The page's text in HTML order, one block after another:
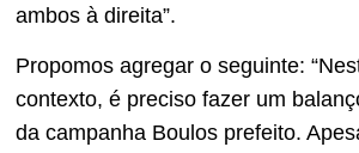
ambos à direita”.
Propomos agregar o seguinte:
contexto, é preciso fazer um
da campanha Boulos prefeito.